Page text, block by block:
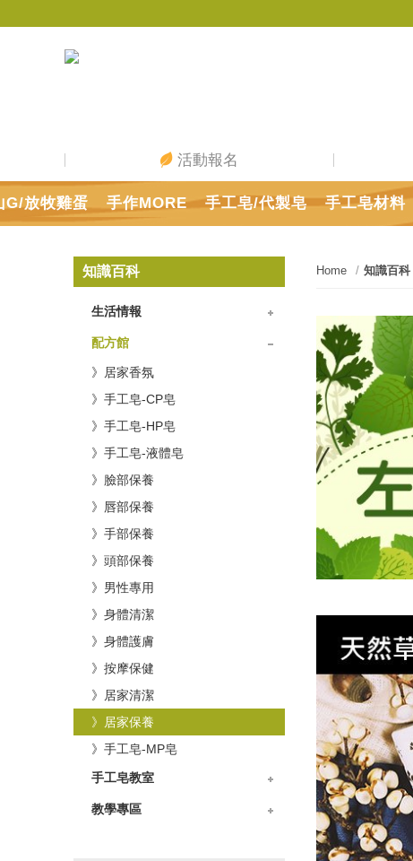
G/放牧雞蛋 手作MORE 手工皂/代製皂 手工皂材料
活動報名
知識百科
生活情報
》動手動腦
》節氣節慶
》吾愛吾家
》精油旅程
》療癒舒壓
》美顏美體
》原食原味
配方館
》居家香氛
》手工皂-CP皂
》手工皂-HP皂
》手工皂-液體皂
》臉部保養
》唇部保養
》手部保養
》頭部保養
》男性專用
》身體清潔
》身體護膚
》按摩保健
》居家清潔
》居家保養
》手工皂-MP皂
手工皂教室
》樂玩DIY
》油脂小學堂
》作皂Q&A
》工具保養
教學專區
Home 知識百科